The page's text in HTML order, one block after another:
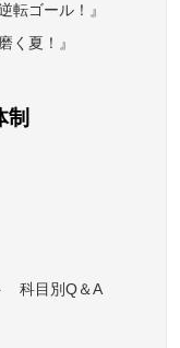
転ゴール！』
く夏！』
制
科目別Q＆A